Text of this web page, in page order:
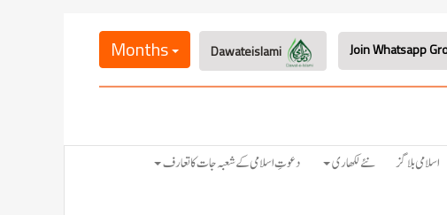
Months
اسلامی بلاگز نئے لکھاری
دعوتِ اسلامی کے شعبہ جات کا تعارف
درمیان ہونے والے مختلف کورسز و
سیشنز
کم عمر بچیوں کے لئے”قرآن اور